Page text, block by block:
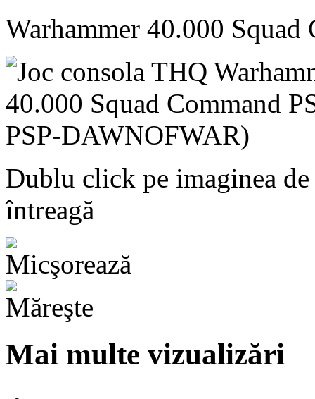
Warhammer 40.000 Squad
Dublu click pe imaginea de
întreagă
Mai multe vizualizări